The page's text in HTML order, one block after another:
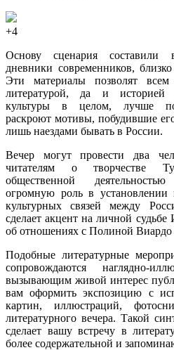
+4
Основу сценария составили
дневники современников,
Эти материалы позволят всем
литературой, да и историей
культуры в целом, лучше
раскроют мотивы, побудившие
лишь наездами бывать в России.
Вечер могут провести два
читателям о творчестве
общественной
огромную роль в
культурных связей между
сделает акцент на личной судьбе
об отношениях с Полиной Виардо
Подобные литературные
сопровождаются наглядно-
вызывающим живой интерес
вам оформить экспозицию с
картин, иллюстраций,
литературного вечера. Такой
сделает вашу встречу в
более содержательной и